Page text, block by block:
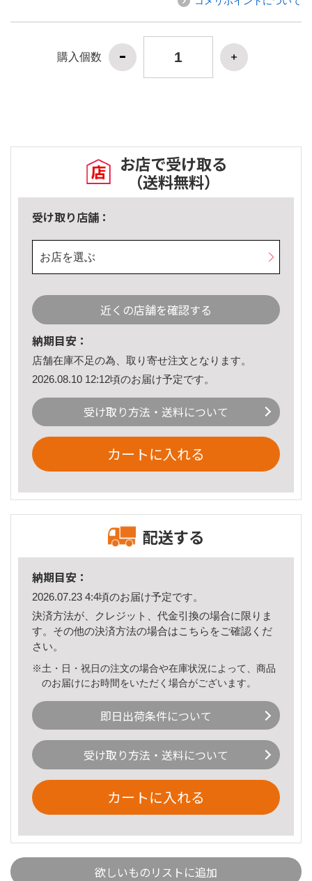
購入個数
お店で受け取る
（送料無料）
受け取り店舗：
お店を選ぶ
近くの店舗を確認する
納期目安：
店舗在庫不足の為、取り寄せ注文となります。
2026.08.10 12:12頃のお届け予定です。
受け取り方法・送料について
カートに入れる
配送する
納期目安：
2026.07.23 4:4頃のお届け予定です。
決済方法が、クレジット、代金引換の場合に限りま
す。その他の決済方法の場合はこちら をご確認くだ
さい。
※土・日・祝日の注文の場合や在庫状況によって、商品
のお届けにお時間をいただく場合がございます。
即日出荷条件について
受け取り方法・送料について
カートに入れる
欲しいものリストに追加